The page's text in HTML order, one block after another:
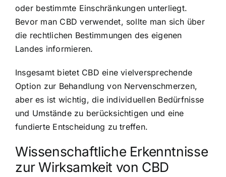
oder bestimmte Einschränkungen unterliegt.
Bevor man CBD verwendet, sollte man sich über
die rechtlichen Bestimmungen des eigenen
Landes informieren.
Insgesamt bietet CBD eine vielversprechende
Option zur Behandlung von Nervenschmerzen,
aber es ist wichtig, die individuellen Bedürfnisse
und Umstände zu berücksichtigen und eine
fundierte Entscheidung zu treffen.
Wissenschaftliche Erkenntnisse
zur Wirksamkeit von CBD